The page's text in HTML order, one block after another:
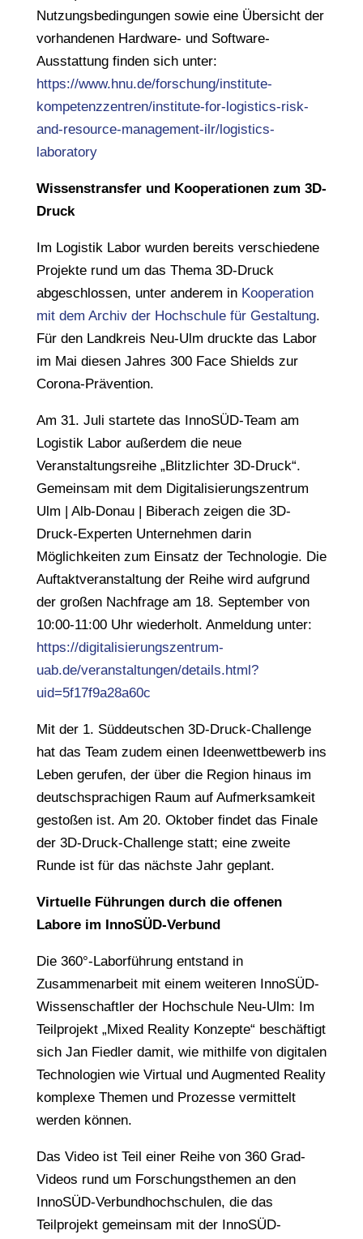
Nutzungsbedingungen sowie eine Übersicht der
vorhandenen Hardware- und Software-
Ausstattung finden sich unter:
https://www.hnu.de/forschung/institute-
kompetenzzentren/institute-for-logistics-risk-
and-resource-management-ilr/logistics-
laboratory
Wissenstransfer und Kooperationen zum 3D-
Druck
Im Logistik Labor wurden bereits verschiedene
Projekte rund um das Thema 3D-Druck
abgeschlossen, unter anderem in Kooperation
mit dem Archiv der Hochschule für Gestaltung.
Für den Landkreis Neu-Ulm druckte das Labor
im Mai diesen Jahres 300 Face Shields zur
Corona-Prävention.
Am 31. Juli startete das InnoSÜD-Team am
Logistik Labor außerdem die neue
Veranstaltungsreihe „Blitzlichter 3D-Druck“.
Gemeinsam mit dem Digitalisierungszentrum
Ulm | Alb-Donau | Biberach zeigen die 3D-
Druck-Experten Unternehmen darin
Möglichkeiten zum Einsatz der Technologie. Die
Auftaktveranstaltung der Reihe wird aufgrund
der großen Nachfrage am 18. September von
10:00-11:00 Uhr wiederholt. Anmeldung unter:
https://digitalisierungszentrum-
uab.de/veranstaltungen/details.html?
uid=5f17f9a28a60c
Mit der 1. Süddeutschen 3D-Druck-Challenge
hat das Team zudem einen Ideenwettbewerb ins
Leben gerufen, der über die Region hinaus im
deutschsprachigen Raum auf Aufmerksamkeit
gestoßen ist. Am 20. Oktober findet das Finale
der 3D-Druck-Challenge statt; eine zweite
Runde ist für das nächste Jahr geplant.
Virtuelle Führungen durch die offenen
Labore im InnoSÜD-Verbund
Die 360°-Laborführung entstand in
Zusammenarbeit mit einem weiteren InnoSÜD-
Wissenschaftler der Hochschule Neu-Ulm: Im
Teilprojekt „Mixed Reality Konzepte“ beschäftigt
sich Jan Fiedler damit, wie mithilfe von digitalen
Technologien wie Virtual und Augmented Reality
komplexe Themen und Prozesse vermittelt
werden können.
Das Video ist Teil einer Reihe von 360 Grad-
Videos rund um Forschungsthemen an den
InnoSÜD-Verbundhochschulen, die das
Teilprojekt gemeinsam mit der InnoSÜD-